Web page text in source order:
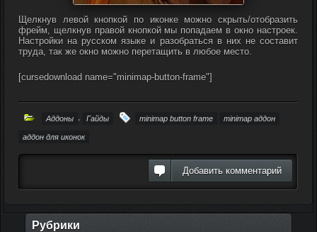
Щелкнув левой кнопкой по иконке можно скрыть/отобразить
фрейм, щелкнув правой кнопкой мы попадаем в окно настроек.
Настройки на русском языке и разобраться в них не составит
труда, так же окно можно перетащить в любое место.
[cursedownload name="minimap-button-frame"]
Аддоны , Гайды minimap button frame minimap аддон
аддон для иконок
Добавить комментарий
Рубрики